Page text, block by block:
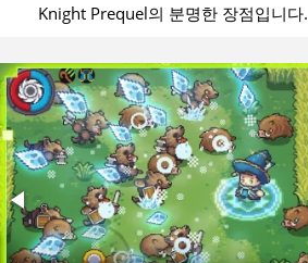
Knight Prequel의 분명한 장점입니다.